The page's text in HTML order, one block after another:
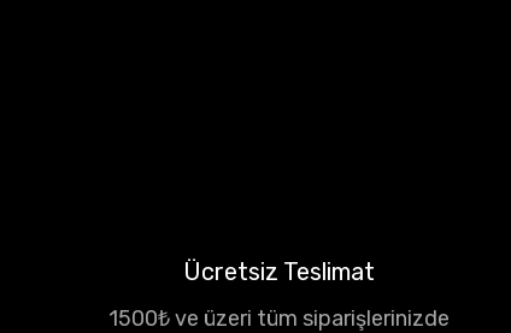
Ücretsiz Teslimat
1500₺ ve üzeri tüm siparişlerinizde